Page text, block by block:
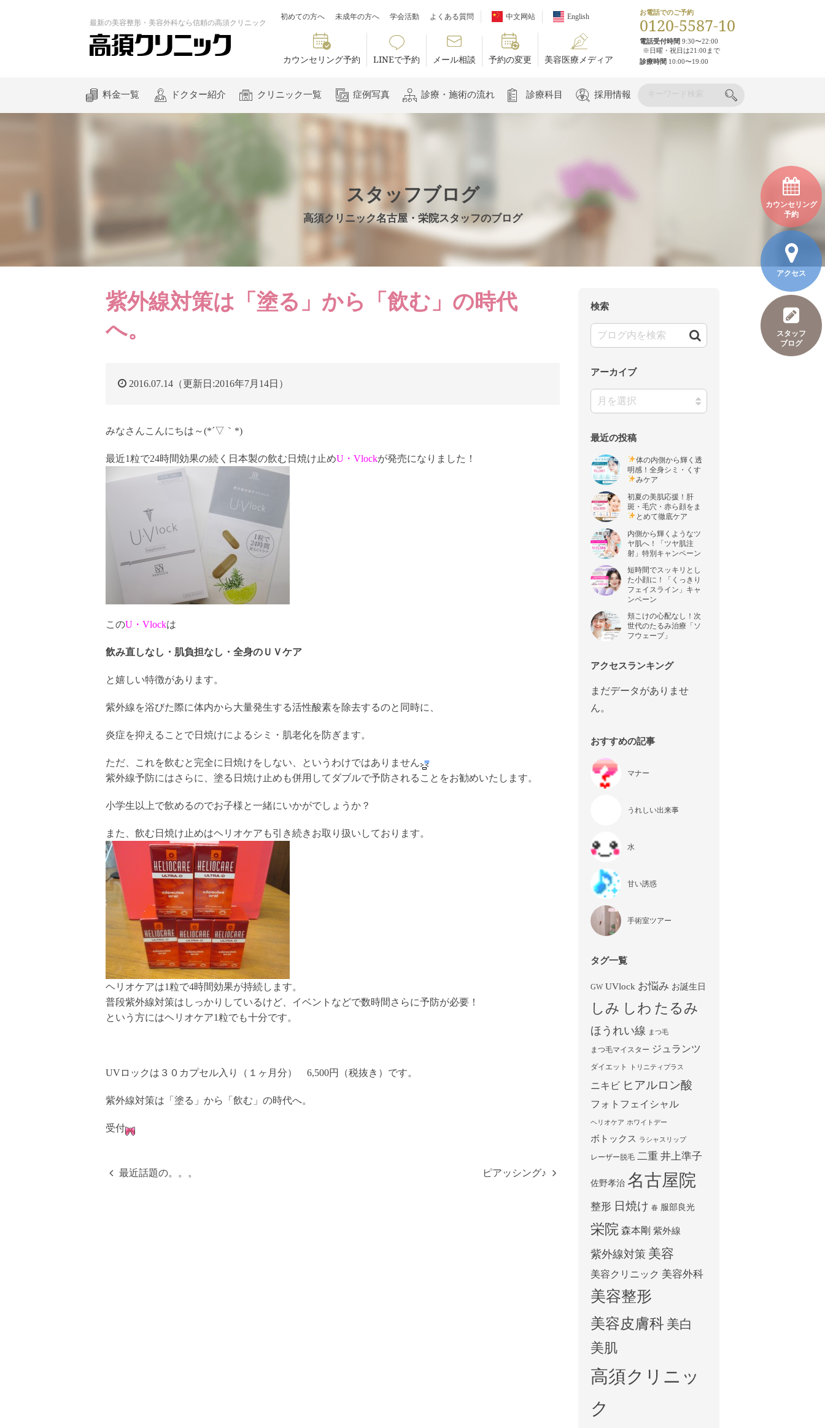
最新の美容整形・美容外科なら信頼の高須クリニック
初めての方へ 未成年の方へ 学会活動 よくある質問 中文网站 English
カウンセリング予約 LINEで予約 メール相談 予約の変更 美容医療メディア
お電話でのご予約
0120-5587-10
電話受付時間 9:30〜22:00
※日曜・祝日は21:00まで
診療時間 10:00〜19:00
料金一覧 ドクター紹介 クリニック一覧 症例写真 診療・施術の流れ 診療科目 採用情報
スタッフブログ
高須クリニック名古屋・栄院スタッフのブログ
紫外線対策は「塗る」から「飲む」の時代
へ。
2016.07.14（更新日:2016年7月14日）
みなさんこんにちは～(*´▽｀*)
最近1粒で24時間効果の続く日本製の飲む日焼け止めU・Vlockが発売になりました！
このU・Vlockは
飲み直しなし・肌負担なし・全身のＵＶケア
と嬉しい特徴があります。
紫外線を浴びた際に体内から大量発生する活性酸素を除去するのと同時に、
炎症を抑えることで日焼けによるシミ・肌老化を防ぎます。
ただ、これを飲むと完全に日焼けをしない、というわけではありません
紫外線予防にはさらに、塗る日焼け止めも併用してダブルで予防されることをお勧めいたします。
小学生以上で飲めるのでお子様と一緒にいかがでしょうか？
また、飲む日焼け止めはヘリオケアも引き続きお取り扱いしております。
ヘリオケアは1粒で4時間効果が持続します。
普段紫外線対策はしっかりしているけど、イベントなどで数時間さらに予防が必要！
という方にはヘリオケア1粒でも十分です。
UVロックは３０カプセル入り（１ヶ月分） 6,500円（税抜き）です。
紫外線対策は「塗る」から「飲む」の時代へ。
受付
最近話題の。。。 ピアッシング♪
検索
アーカイブ
最近の投稿
体の内側から輝く透
明感！全身シミ・くす
みケア
初夏の美肌応援！肝
斑・毛穴・赤ら顔をま
とめて徹底ケア
内側から輝くようなツ
ヤ肌へ！「ツヤ肌注
射」特別キャンペーン
短時間でスッキリとし
た小顔に！「くっきり
フェイスライン」キャ
ンペーン
頬こけの心配なし！次
世代のたるみ治療「ソ
フウェーブ」
アクセスランキング
まだデータがありませ
ん。
おすすめの記事
マナー
うれしい出来事
水
甘い誘惑
手術室ツアー
タグ一覧
GW UVlock お悩み お誕生日
しみ しわ たるみ
ほうれい線 まつ毛
まつ毛マイスター ジュランツ
ダイエット トリニティプラス
ニキビ ヒアルロン酸
フォトフェイシャル
ヘリオケア ホワイトデー
ボトックス ラシャスリップ
レーザー脱毛 二重 井上準子
佐野孝治 名古屋院
整形 日焼け 春 服部良光
栄院 森本剛 紫外線
紫外線対策 美容
美容クリニック 美容外科
美容整形
美容皮膚科 美白
美肌
高須クリニッ
ク
カウンセリング
予約
アクセス
スタッフ
ブログ